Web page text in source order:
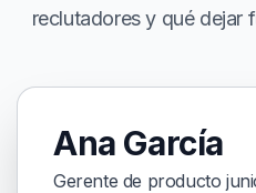
reclutadores y qué dejar
Ana García
Gerente de producto